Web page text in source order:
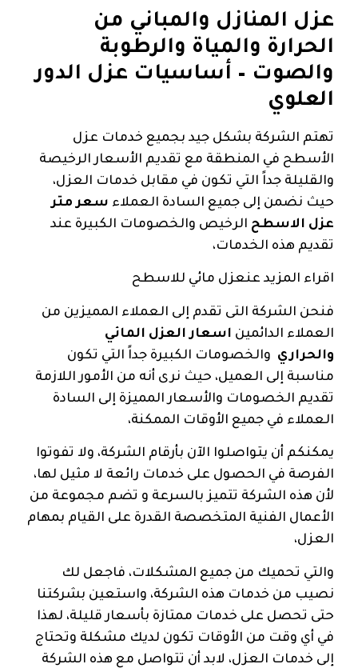
عزل المنازل والمباني من
الحرارة والمياة والرطوبة
والصوت – أساسيات عزل الدور
العلوي
تهتم الشركة بشكل جيد بجميع خدمات عزل
الأسطح في المنطقة مع تقديم الأسعار الرخيصة
والقليلة جداً التي تكون في مقابل خدمات العزل،
حيث نضمن إلى جميع السادة العملاء سعر متر
عزل الاسطح الرخيص والخصومات الكبيرة عند
تقديم هذه الخدمات،
اقراء المزيد عنعزل مائي للاسطح
فنحن الشركة التى تقدم إلى العملاء المميزين من
العملاء الدائمين اسعار العزل المائي
والحراري والخصومات الكبيرة جداً التي تكون
مناسبة إلى العميل، حيث نرى أنه من الأمور اللازمة
تقديم الخصومات والأسعار المميزة إلى السادة
العملاء في جميع الأوقات الممكنة،
يمكنكم أن يتواصلوا الآن بأرقام الشركة، ولا تفوتوا
الفرصة في الحصول على خدمات رائعة لا مثيل لها،
لأن هذه الشركة تتميز بالسرعة و تضم مجموعة من
الأعمال الفنية المتخصصة القدرة على القيام بمهام
العزل،
والتي تحميك من جميع المشكلات، فاجعل لك
نصيب من خدمات هذه الشركة، واستعين بشركتنا
حتى تحصل على خدمات ممتازة بأسعار قليلة، لهذا
في أي وقت من الأوقات تكون لديك مشكلة وتحتاج
إلى خدمات العزل، لابد أن تتواصل مع هذه الشركة